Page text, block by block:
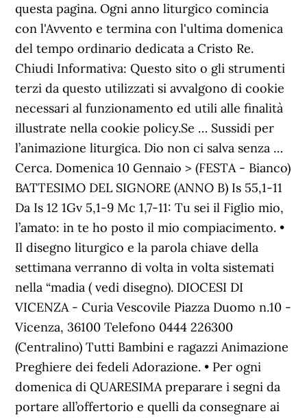
questa pagina. Ogni anno liturgico comincia
con l'Avvento e termina con l'ultima domenica
del tempo ordinario dedicata a Cristo Re.
Chiudi Informativa: Questo sito o gli strumenti
terzi da questo utilizzati si avvalgono di cookie
necessari al funzionamento ed utili alle finalità
illustrate nella cookie policy.Se … Sussidi per
l’animazione liturgica. Dio non ci salva senza …
Cerca. Domenica 10 Gennaio > (FESTA - Bianco)
BATTESIMO DEL SIGNORE (ANNO B) Is 55,1-11
Da Is 12 1Gv 5,1-9 Mc 1,7-11: Tu sei il Figlio mio,
l’amato: in te ho posto il mio compiacimento. •
Il disegno liturgico e la parola chiave della
settimana verranno di volta in volta sistemati
nella “madia ( vedi disegno). DIOCESI DI
VICENZA - Curia Vescovile Piazza Duomo n.10 -
Vicenza, 36100 Telefono 0444 226300
(Centralino) Tutti Bambini e ragazzi Animazione
Preghiere dei fedeli Adorazione. • Per ogni
domenica di QUARESIMA preparare i segni da
portare all’offertorio e quelli da consegnare ai